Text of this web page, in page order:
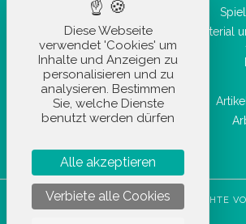
Material
STOCKETIK © 2023 - ALLE RECHTE
Diese Webseite
verwendet 'Cookies' um
Inhalte und Anzeigen zu
personalisieren und zu
analysieren. Bestimmen
Sie, welche Dienste
benutzt werden dürfen
Alle akzeptieren
Verbiete alle Cookies